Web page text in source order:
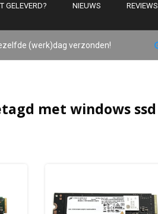
GELEVERD? NIEUWS REVIEWS
(werk)dag verzonden!
met windows ssd